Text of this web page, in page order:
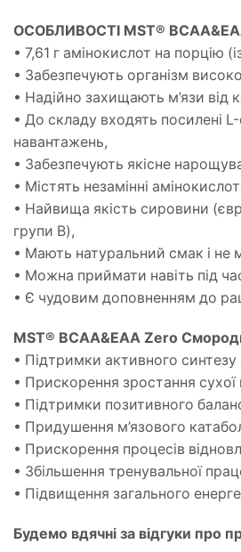
ОСОБЛИВОСТІ MST®
• 7,61 г амінокислот на порцію
• Забезпечують організм
• Надійно захищають м’язи від
• До складу входять посилені
навантажень,
• Забезпечують якісне
• Містять незамінні
• Найвища якість сировини
групи B),
• Мають натуральний смак і не
• Можна приймати навіть під
• Є чудовим доповненням до
MST® BCAA&EAA Zero
• Підтримки активного синтезу
• Прискорення зростання сухої
• Підтримки позитивного
• Придушення м’язового
• Прискорення процесів
• Збільшення тренувальної
• Підвищення загального
Будемо вдячні за відгуки про